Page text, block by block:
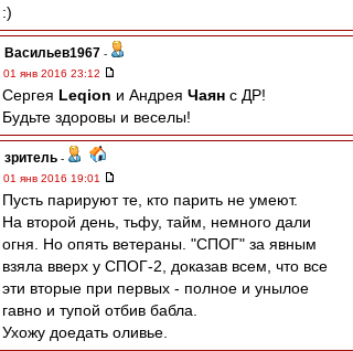
:)
Васильев1967 -
01 янв 2016 23:12
Сергея Leqion и Андрея Чаян с ДР!
Будьте здоровы и веселы!
зpитель -
01 янв 2016 19:01
Пусть парируют те, кто парить не умеют.
На второй день, тьфу, тайм, немного дали
огня. Но опять ветераны. "СПОГ" за явным
взяла вверх у СПОГ-2, доказав всем, что все
эти вторые при первых - полное и унылое
гавно и тупой отбив бабла.
Ухожу доедать оливье.